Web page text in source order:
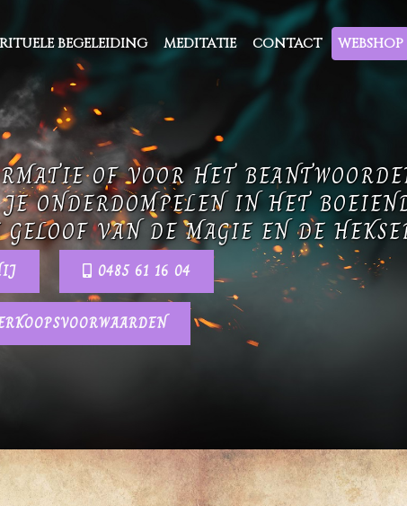
BEGELEIDING MEDITATIE CONTACT WEBSHOP
OF VOOR HET
ONDERDOMPELEN IN HET
VAN DE MAGIE EN DE
0485 61 16 04